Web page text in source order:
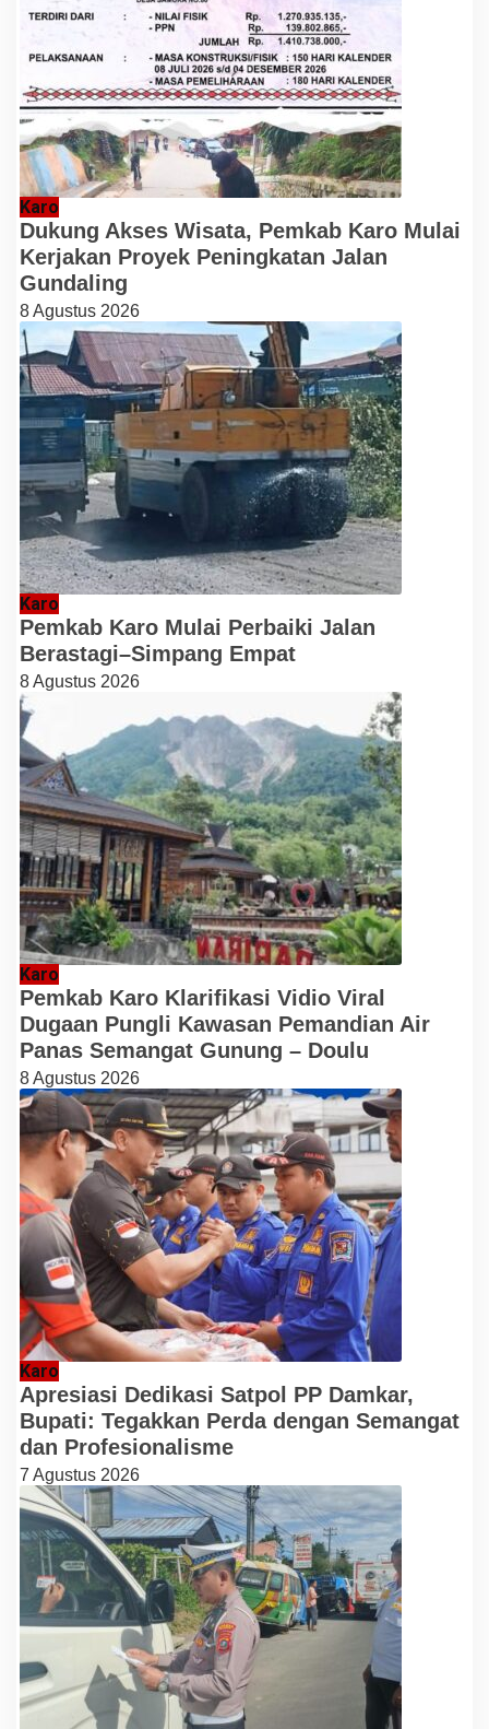
Karo
Dukung Akses Wisata, Pemkab Karo Mulai
Kerjakan Proyek Peningkatan Jalan
Gundaling
8 Agustus 2026
Karo
Pemkab Karo Mulai Perbaiki Jalan
Berastagi–Simpang Empat
8 Agustus 2026
Karo
Pemkab Karo Klarifikasi Vidio Viral
Dugaan Pungli Kawasan Pemandian Air
Panas Semangat Gunung – Doulu
8 Agustus 2026
Karo
Apresiasi Dedikasi Satpol PP Damkar,
Bupati: Tegakkan Perda dengan Semangat
dan Profesionalisme
7 Agustus 2026